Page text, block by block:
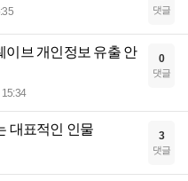
댓글
이브 개인정보 유출 안
15:34
0
댓글
대표적인 인물 3
댓글